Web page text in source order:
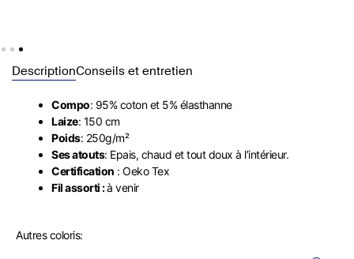
DescriptionConseils et entretien
Compo: 95% coton et 5% élasthanne
Laize: 150 cm
Poids: 250g/m²
Ses atouts: Epais, chaud et tout doux à l’intérieur.
Certification : Oeko Tex
Fil assorti :à venir
Autres coloris: